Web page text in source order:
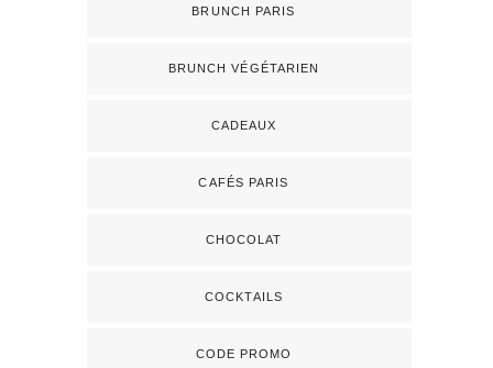
BRUNCH PARIS
BRUNCH VÉGÉTARIEN
CADEAUX
CAFÉS PARIS
CHOCOLAT
COCKTAILS
CODE PROMO